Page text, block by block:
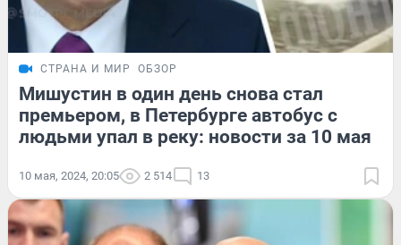
СТРАНА И МИР ОБЗОР
Мишустин в один день снова стал
премьером, в Петербурге автобус с
людьми упал в реку: новости за 10 мая
10 мая, 2024, 20:05 2 514 13